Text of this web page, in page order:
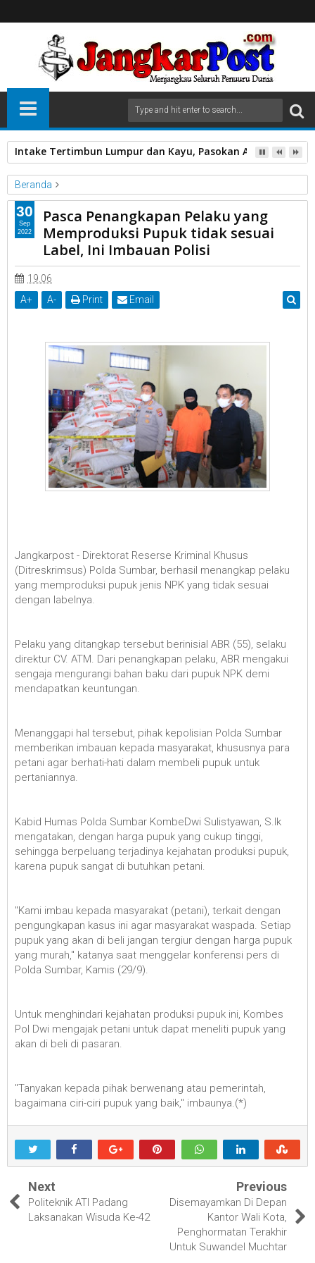
Intake Tertimbun Lumpur dan Kayu, Pasokan Air Bersih di
Beranda
Unlabelled
Pasca Penangkapan Pelaku yang Memproduksi Pupuk tidak
sesuai Label, Ini Imbauan Polisi
Pasca Penangkapan Pelaku yang
Memproduksi Pupuk tidak sesuai
Label, Ini Imbauan Polisi
19.06
A+ A- Print Email
Jangkarpost - Direktorat Reserse Kriminal Khusus
(Ditreskrimsus) Polda Sumbar, berhasil menangkap pelaku
yang memproduksi pupuk jenis NPK yang tidak sesuai
dengan labelnya.
Pelaku yang ditangkap tersebut berinisial ABR (55), selaku
direktur CV. ATM. Dari penangkapan pelaku, ABR mengakui
sengaja mengurangi bahan baku dari pupuk NPK demi
mendapatkan keuntungan.
Menanggapi hal tersebut, pihak kepolisian Polda Sumbar
memberikan imbauan kepada masyarakat, khususnya para
petani agar berhati-hati dalam membeli pupuk untuk
pertaniannya.
Kabid Humas Polda Sumbar KombeDwi Sulistyawan, S.Ik
mengatakan, dengan harga pupuk yang cukup tinggi,
sehingga berpeluang terjadinya kejahatan produksi pupuk,
karena pupuk sangat di butuhkan petani.
"Kami imbau kepada masyarakat (petani), terkait dengan
pengungkapan kasus ini agar masyarakat waspada. Setiap
pupuk yang akan di beli jangan tergiur dengan harga pupuk
yang murah," katanya saat menggelar konferensi pers di
Polda Sumbar, Kamis (29/9).
Untuk menghindari kejahatan produksi pupuk ini, Kombes
Pol Dwi mengajak petani untuk dapat meneliti pupuk yang
akan di beli di pasaran.
"Tanyakan kepada pihak berwenang atau pemerintah,
bagaimana ciri-ciri pupuk yang baik," imbaunya.(*)
30
Sep
2022
Next
Politeknik ATI Padang
Laksanakan Wisuda Ke-42
Previous
Disemayamkan Di Depan
Kantor Wali Kota,
Penghormatan Terakhir
Untuk Suwandel Muchtar